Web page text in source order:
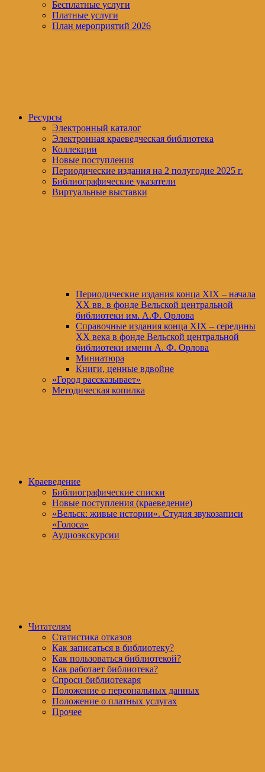
Бесплатные услуги
Платные услуги
План мероприятий 2026
Ресурсы
Электронный каталог
Электронная краеведческая библиотека
Коллекции
Новые поступления
Периодические издания на 2 полугодие 2025 г.
Библиографические указатели
Виртуальные выставки
Периодические издания конца XIХ – начала
XX вв. в фонде Вельской центральной
библиотеки им. А.Ф. Орлова
Справочные издания конца XIX – середины
XX века в фонде Вельской центральной
библиотеки имени А. Ф. Орлова
Миниатюра
Книги, ценные вдвойне
«Город рассказывает»
Методическая копилка
Краеведение
Библиографические списки
Новые поступления (краеведение)
«Вельск: живые истории». Студия звукозаписи
«Голоса»
Аудиоэкскурсии
Читателям
Статистика отказов
Как записаться в библиотеку?
Как пользоваться библиотекой?
Как работает библиотека?
Спроси библиотекаря
Положение о персональных данных
Положение о платных услугах
Прочее